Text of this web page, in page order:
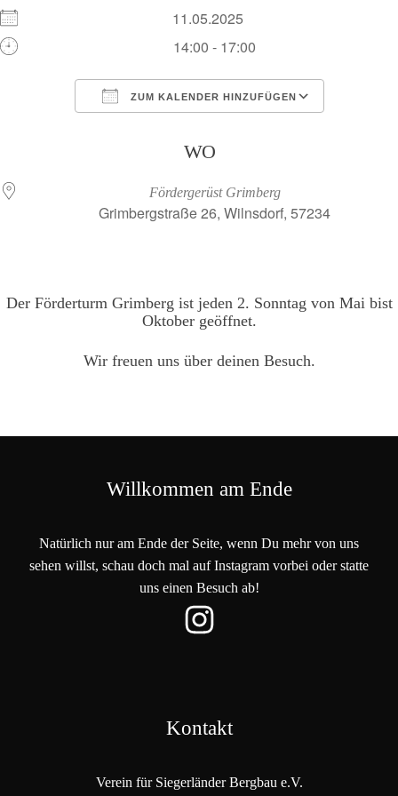
11.05.2025
14:00 - 17:00
ZUM KALENDER HINZUFÜGEN
WO
Fördergerüst Grimberg
Grimbergstraße 26, Wilnsdorf, 57234
Der Förderturm Grimberg ist jeden 2. Sonntag von Mai bist
Oktober geöffnet.
Wir freuen uns über deinen Besuch.
Willkommen am Ende
Natürlich nur am Ende der Seite, wenn Du mehr von uns
sehen willst, schau doch mal auf Instagram vorbei oder statte
uns einen Besuch ab!
Kontakt
Verein für Siegerländer Bergbau e.V.